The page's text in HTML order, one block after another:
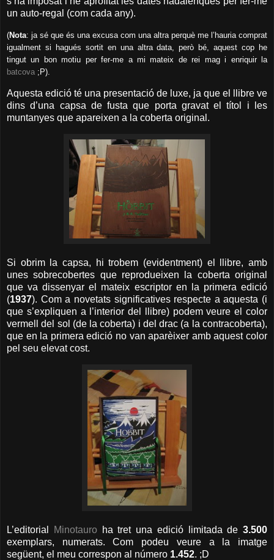
un auto-regal (com cada any).
(Nota: ja sé que és una excusa com una altra perquè me l’hauria comprat
igualment si hagués sortit en una altra data, però bé, aquest cop he
tingut un bon motiu per fer-me a mi mateix de rei mag i enriquir la
batcova ;P).
Aquesta edició té una presentació de luxe, ja que el llibre ve
dins d’una capsa de fusta que porta gravat el títol i les
muntanyes que apareixen a la coberta original.
Si obrim la capsa, hi trobem (evidentment) el llibre, amb
unes sobrecobertes que reprodueixen la coberta original
que va dissenyar el mateix escriptor en la primera edició
(1937). Com a novetats significatives respecte a aquesta (i
que s’expliquen a l’interior del llibre) podem veure el color
vermell del sol (de la coberta) i del drac (a la contracoberta),
que en la primera edició no van aparèixer amb aquest color
pel seu elevat cost.
L’editorial Minotauroha tret una edició limitada de 3.500
exemplars, numerats. Com podeu veure a la imatge
següent, el meu correspon al número 1.452. ;D